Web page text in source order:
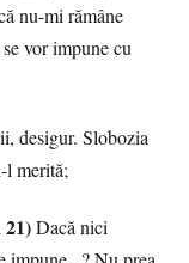
nu-mi rămâne
vor impune cu
desigur. Slobozia
l merită;
Dacă nici